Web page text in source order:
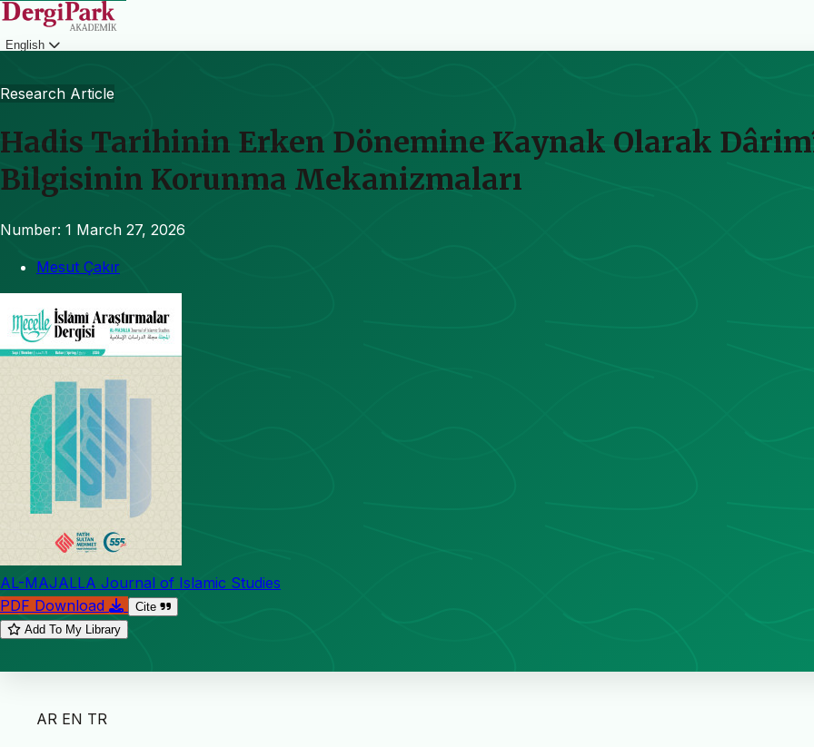
English
Research Article
Hadis Tarihinin Erken Dönemine Kaynak Olarak
Bilgisinin Korunma Mekanizmaları
Number: 1 March 27, 2026
Mesut Çakır
AL-MAJALLA Journal of Islamic Studies
PDF Download
Cite
Add To My Library
AR EN TR